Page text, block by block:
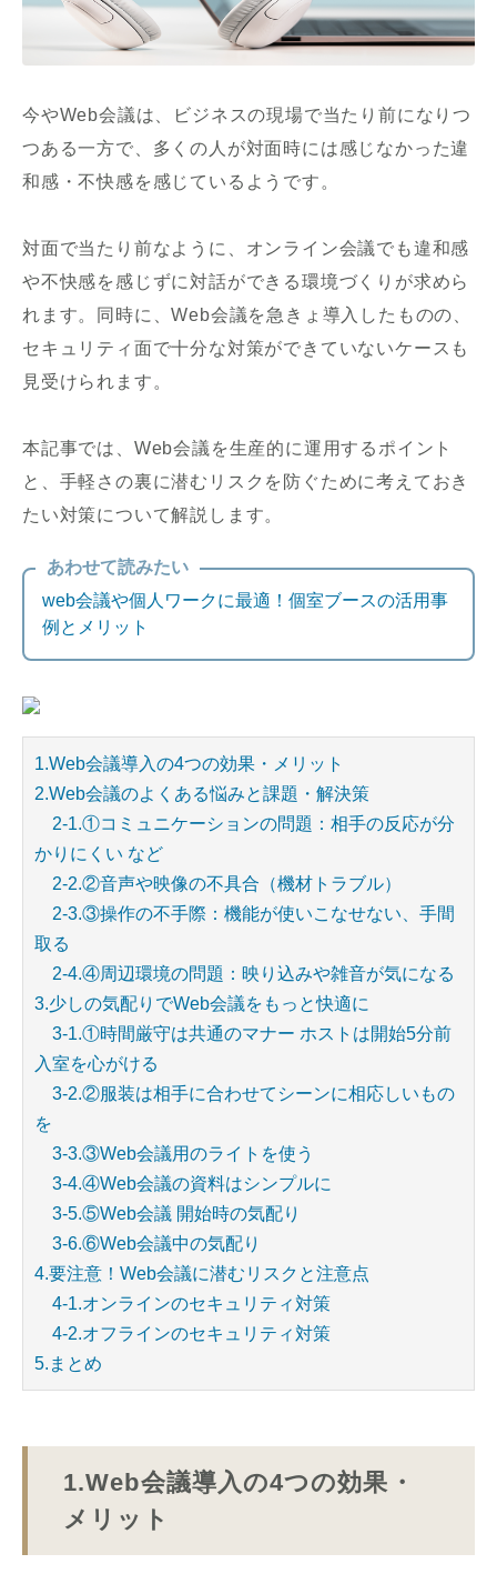
今やWeb会議は、ビジネスの現場で当たり前になりつ
つある一方で、多くの人が対面時には感じなかった違
和感・不快感を感じているようです。
対面で当たり前なように、オンライン会議でも違和感
や不快感を感じずに対話ができる環境づくりが求めら
れます。同時に、Web会議を急きょ導入したものの、
セキュリティ面で十分な対策ができていないケースも
見受けられます。
本記事では、Web会議を生産的に運用するポイント
と、手軽さの裏に潜むリスクを防ぐために考えておき
たい対策について解説します。
あわせて読みたい
web会議や個人ワークに最適！個室ブースの活用事
例とメリット
1.Web会議導入の4つの効果・メリット
2.Web会議のよくある悩みと課題・解決策
2-1.①コミュニケーションの問題：相手の反応が分
かりにくい など
2-2.②音声や映像の不具合（機材トラブル）
2-3.③操作の不手際：機能が使いこなせない、手間
取る
2-4.④周辺環境の問題：映り込みや雑音が気になる
3.少しの気配りでWeb会議をもっと快適に
3-1.①時間厳守は共通のマナー ホストは開始5分前
入室を心がける
3-2.②服装は相手に合わせてシーンに相応しいもの
を
3-3.③Web会議用のライトを使う
3-4.④Web会議の資料はシンプルに
3-5.⑤Web会議 開始時の気配り
3-6.⑥Web会議中の気配り
4.要注意！Web会議に潜むリスクと注意点
4-1.オンラインのセキュリティ対策
4-2.オフラインのセキュリティ対策
5.まとめ
1.Web会議導入の4つの効果・
メリット